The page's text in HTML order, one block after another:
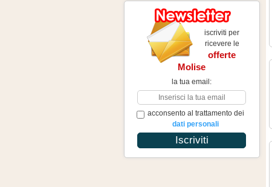
iscriviti per
ricevere le
offerte
Molise
la tua email:
acconsento al trattamento dei
dati personali